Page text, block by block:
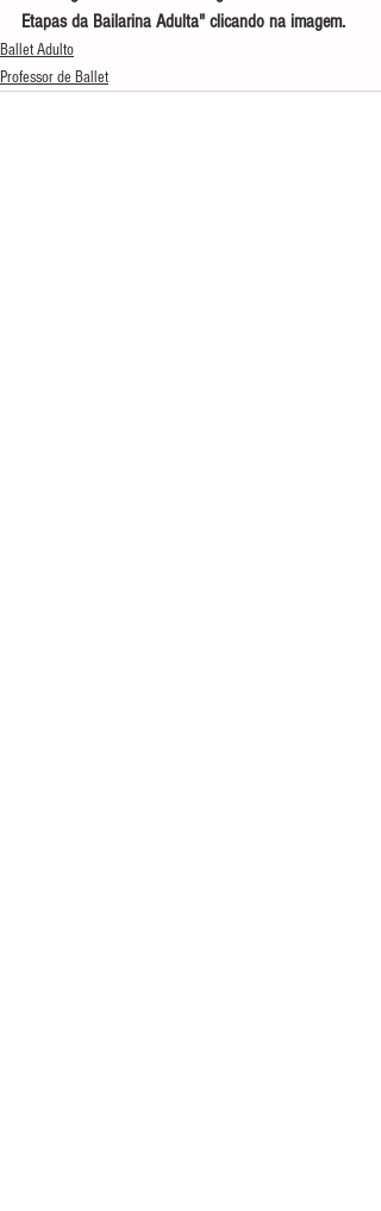
Etapas da Bailarina Adulta" clicando na imagem.
Ballet Adulto
Professor de Ballet